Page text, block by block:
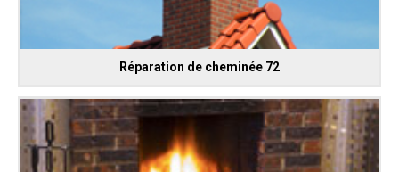
Réparation de cheminée 72